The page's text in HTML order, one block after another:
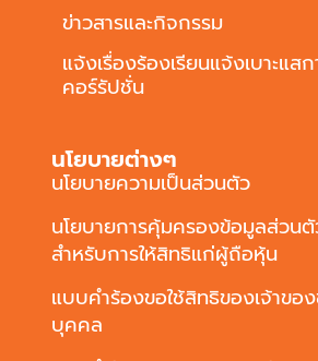
ข่าวสารและกิจกรรม
แจ้งเรื่องร้องเรียนแจ้งเบาะแส
คอร์รัปชั่น
นโยบายต่างๆ
นโยบายความเป็นส่วนตัว
นโยบายการคุ้มครองข้อมูลส่วน
สำหรับการให้สิทธิแก่ผู้ถือหุ้น
แบบคำร้องขอใช้สิทธิของเจ้าขอ
บุคคล